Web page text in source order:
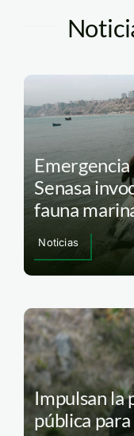
Senasa
fauna
Noticias
Impulsan la
pública